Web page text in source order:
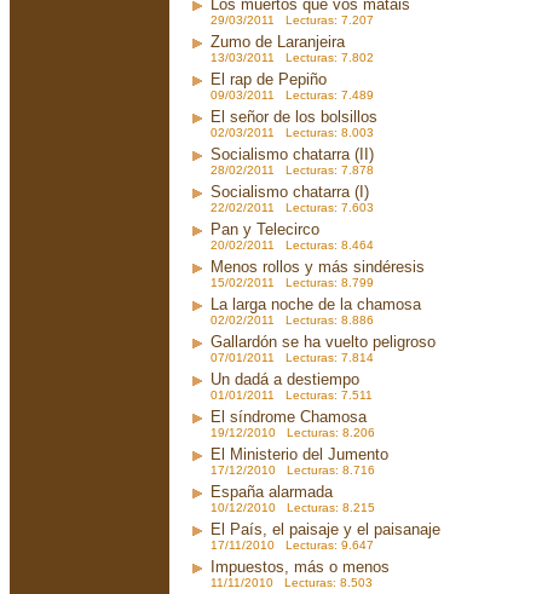
Los muertos que vos matáis
29/03/2011 Lecturas: 7.207
Zumo de Laranjeira
13/03/2011 Lecturas: 7.802
El rap de Pepiño
09/03/2011 Lecturas: 7.489
El señor de los bolsillos
02/03/2011 Lecturas: 8.003
Socialismo chatarra (II)
28/02/2011 Lecturas: 7.878
Socialismo chatarra (I)
22/02/2011 Lecturas: 7.603
Pan y Telecirco
20/02/2011 Lecturas: 8.464
Menos rollos y más sindéresis
15/02/2011 Lecturas: 8.799
La larga noche de la chamosa
02/02/2011 Lecturas: 8.886
Gallardón se ha vuelto peligroso
07/01/2011 Lecturas: 7.814
Un dadá a destiempo
01/01/2011 Lecturas: 7.511
El síndrome Chamosa
19/12/2010 Lecturas: 8.206
El Ministerio del Jumento
17/12/2010 Lecturas: 8.716
España alarmada
10/12/2010 Lecturas: 8.215
El País, el paisaje y el paisanaje
17/11/2010 Lecturas: 9.647
Impuestos, más o menos
11/11/2010 Lecturas: 8.503